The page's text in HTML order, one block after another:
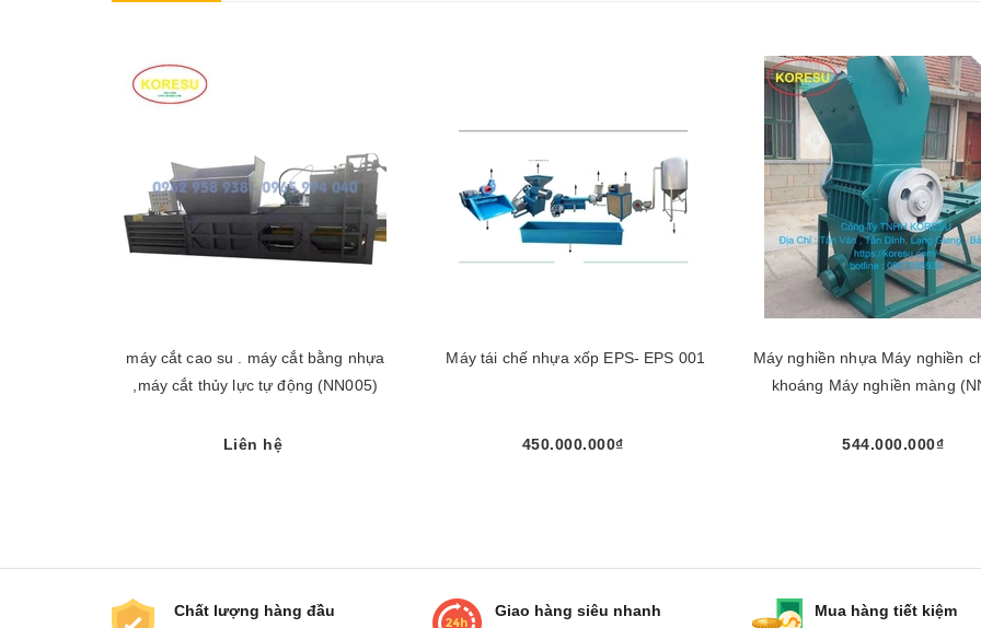
máy cắt cao su . máy cắt bằng nhựa
,máy cắt thủy lực tự động (NN005)
Liên hệ
Máy tái chế nhựa xốp EPS- EPS 001
450.000.000₫
Máy nghiền nhựa Máy nghiền
khoáng Máy nghiền màng
544.000.000₫
Chất lượng hàng đầu Giao hàng siêu nhanh Mua hàng tiết kiệm